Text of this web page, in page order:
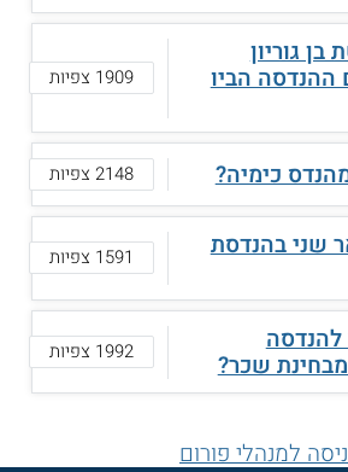
גוריון
הביו 1909 צפיות
כימיה? 2148 צפיות
שני בהנדסת 1591 צפיות
שכר? 1992 צפיות
למנהלי פורום